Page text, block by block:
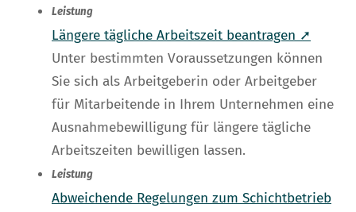
Leistung
Längere tägliche Arbeitszeit beantragen ➚
Unter bestimmten Voraussetzungen können
Sie sich als Arbeitgeberin oder Arbeitgeber
für Mitarbeitende in Ihrem Unternehmen eine
Ausnahmebewilligung für längere tägliche
Arbeitszeiten bewilligen lassen.
Leistung
Abweichende Regelungen zum Schichtbetrieb